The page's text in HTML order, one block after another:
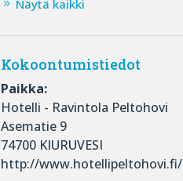
Näytä kaikki
Kokoontumistiedot
Paikka:
Hotelli - Ravintola Peltohovi
Asematie 9
74700 KIURUVESI
http://www.hotellipeltohovi.fi/